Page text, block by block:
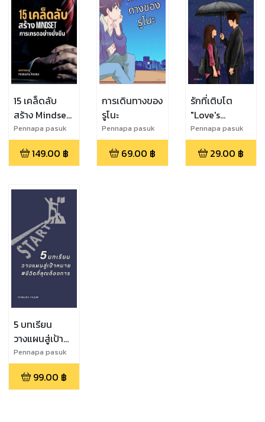
15 เคล็ดลับ
สร้าง Mindset
การเทรดอย่าง
ยั่งยืน
Pennapa pasuk
149.00 ฿
การเดินทางของ
รูโนะ
Pennapa pasuk
69.00 ฿
รักที่เติบโต
"Love's
Growth: The
Tale of Guin
and Mochi"
Pennapa pasuk
29.00 ฿
5 บทเรียน
วางแผนสู่เป้า
หมาย #ชีวิตที่
คุณต้องการ
Pennapa pasuk
99.00 ฿